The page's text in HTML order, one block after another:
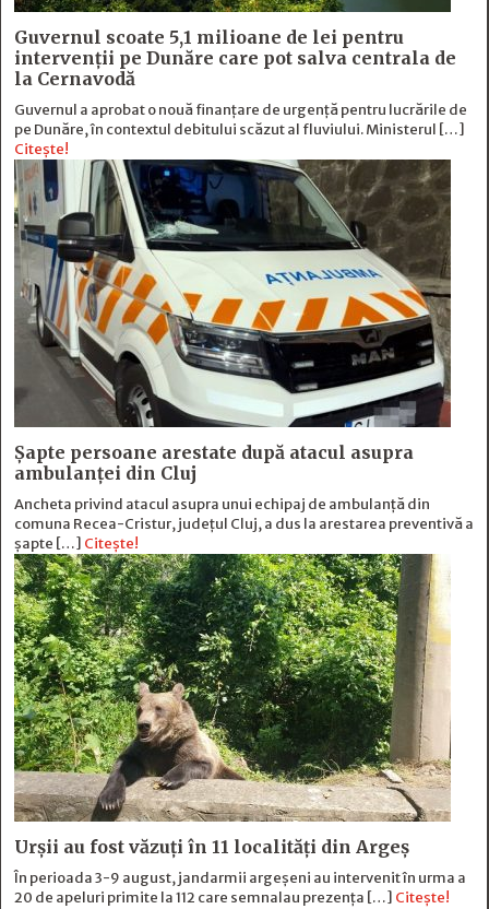
Guvernul scoate 5,1 milioane de lei pentru
intervenții pe Dunăre care pot salva centrala de
la Cernavodă
Guvernul a aprobat o nouă finanțare de urgență pentru lucrările de
pe Dunăre, în contextul debitului scăzut al fluviului. Ministerul […]
Citește!
Șapte persoane arestate după atacul asupra
ambulanței din Cluj
Ancheta privind atacul asupra unui echipaj de ambulanță din
comuna Recea-Cristur, județul Cluj, a dus la arestarea preventivă a
șapte […] Citește!
Urșii au fost văzuți în 11 localități din Argeș
În perioada 3-9 august, jandarmii argeșeni au intervenit în urma a
20 de apeluri primite la 112 care semnalau prezența […] Citește!